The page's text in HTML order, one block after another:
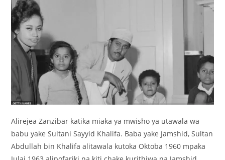
Alirejea Zanzibar katika miaka ya mwisho ya utawala wa
babu yake Sultani Sayyid Khalifa. Baba yake Jamshid, Sultan
Abdullah bin Khalifa alitawala kutoka Oktoba 1960 mpaka